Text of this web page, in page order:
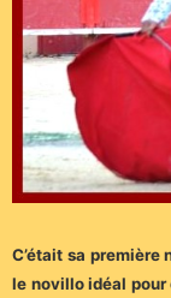
C’était sa
le novillo idéal pour